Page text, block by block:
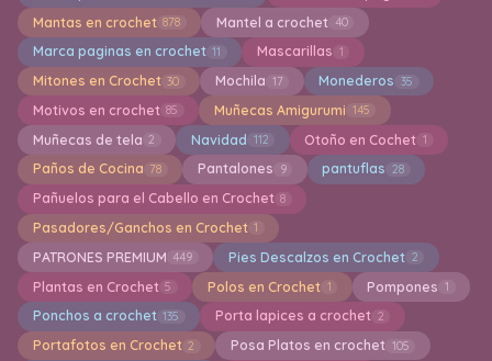
Mantas en crochet 878 Mantel a crochet 40
Marca paginas en crochet 11 Mascarillas 1
Mitones en Crochet 30 Mochila 17 Monederos 35
Motivos en crochet 85 Muñecas Amigurumi 145
Muñecas de tela 2 Navidad 112 Otoño en Cochet 1
Paños de Cocina 78 Pantalones 9 pantuflas 28
Pañuelos para el Cabello en Crochet 8
Pasadores/Ganchos en Crochet 1
PATRONES PREMIUM 449 Pies Descalzos en Crochet 2
Plantas en Crochet 5 Polos en Crochet 1 Pompones 1
Ponchos a crochet 135 Porta lapices a crochet 2
Portafotos en Crochet 2 Posa Platos en crochet 105